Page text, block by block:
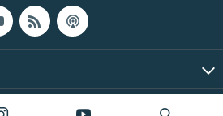
© 2026 Inc. | Bütün hüquqlar qorunur